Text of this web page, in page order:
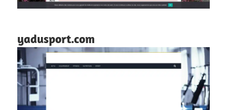
yadusport.com